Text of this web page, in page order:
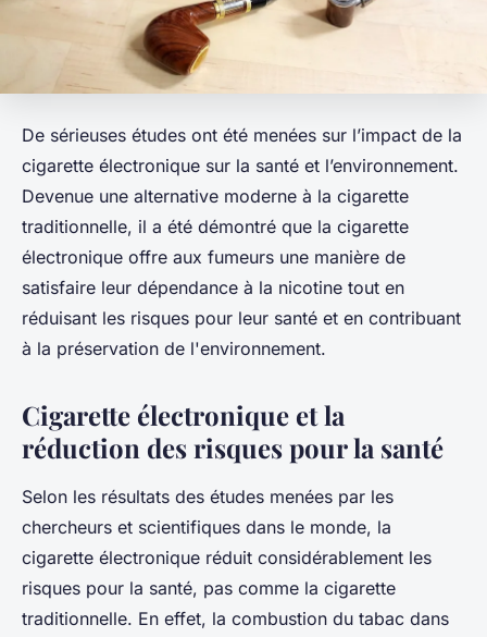
De sérieuses études ont été menées sur l’impact de la
cigarette électronique sur la santé et l’environnement.
Devenue une alternative moderne à la cigarette
traditionnelle, il a été démontré que la cigarette
électronique offre aux fumeurs une manière de
satisfaire leur dépendance à la nicotine tout en
réduisant les risques pour leur santé et en contribuant
à la préservation de l'environnement.
Cigarette électronique et la
réduction des risques pour la santé
Selon les résultats des études menées par les
chercheurs et scientifiques dans le monde, la
cigarette électronique réduit considérablement les
risques pour la santé, pas comme la cigarette
traditionnelle. En effet, la combustion du tabac dans